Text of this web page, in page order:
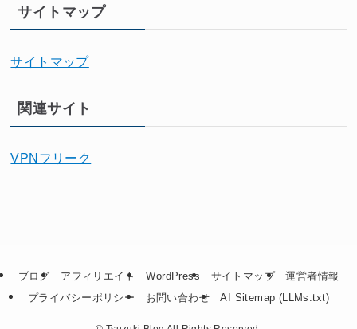
サイトマップ
サイトマップ
関連サイト
VPNフリーク
ブログ アフィリエイト WordPress サイトマップ
運営者情報
プライバシーポリシー
お問い合わせ AI Sitemap (LLMs.txt)